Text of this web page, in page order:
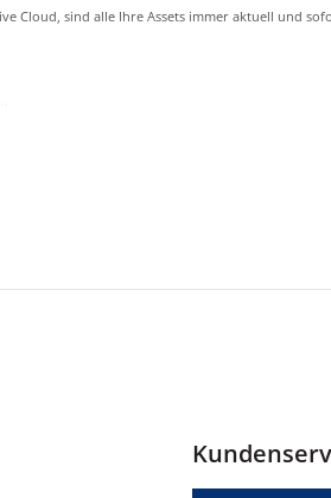
Cloud, sind alle Ihre Assets immer aktuell und
Farben, Textstile, Einstellungen u. v. m.)